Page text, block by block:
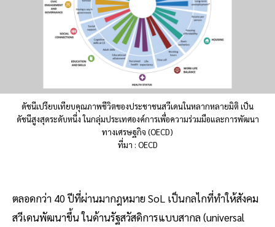
ดัชนีเปรียบเทียบคุณภาพชีวิตของประชาชนสวีเดนในหลากหลายมิติ เป็น
ดัชนีสูงสุดระดับหนึ่ง ในกลุ่มประเทศองค์การเพื่อความร่วมมือและการพัฒนา
ทางเศรษฐกิจ (OECD)
ที่มา : OECD
ตลอดกว่า 40 ปีที่ผ่านมากฎหมาย SoL เป็นกลไกที่ทำให้สังคม
สวีเดนพัฒนาขึ้น ในด้านรัฐสวัสดิการแบบสากล (universal